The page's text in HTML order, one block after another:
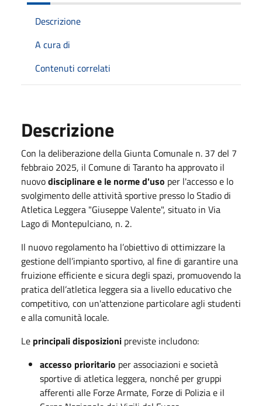
Descrizione
A cura di
Contenuti correlati
Descrizione
Con la deliberazione della Giunta Comunale n. 37 del 7
febbraio 2025, il Comune di Taranto ha approvato il
nuovodisciplinare e le norme d'uso per l'accesso e lo
svolgimento delle attività sportive presso lo Stadio di
Atletica Leggera "Giuseppe Valente", situato in Via
Lago di Montepulciano, n. 2.
Il nuovo regolamento ha l’obiettivo di ottimizzare la
gestione dell’impianto sportivo, al fine di garantire una
fruizione efficiente e sicura degli spazi, promuovendo la
pratica dell’atletica leggera sia a livello educativo che
competitivo, con un'attenzione particolare agli studenti
e alla comunità locale.
Le principali disposizioni previste includono:
accesso prioritario per associazioni e società
sportive di atletica leggera, nonché per gruppi
afferenti alle Forze Armate, Forze di Polizia e il